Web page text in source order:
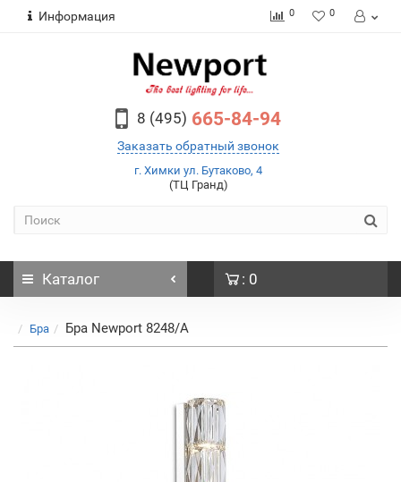
Информация 0 0
8 (495) 665-84-94
Заказать обратный звонок
г. Химки ул. Бутаково, 4
(ТЦ Гранд)
Каталог : 0
Бра Бра Newport 8248/A